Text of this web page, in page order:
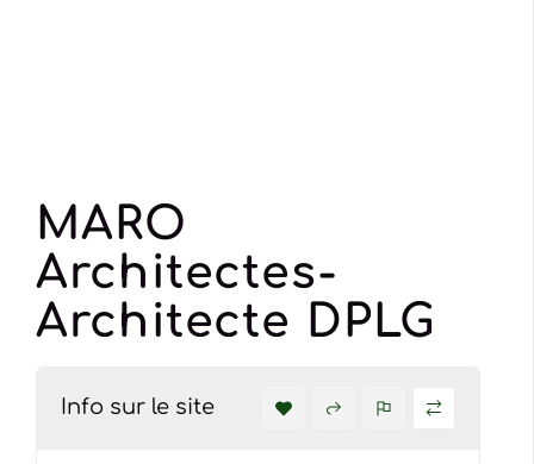
MARO
Architectes-
Architecte DPLG
Info sur le site